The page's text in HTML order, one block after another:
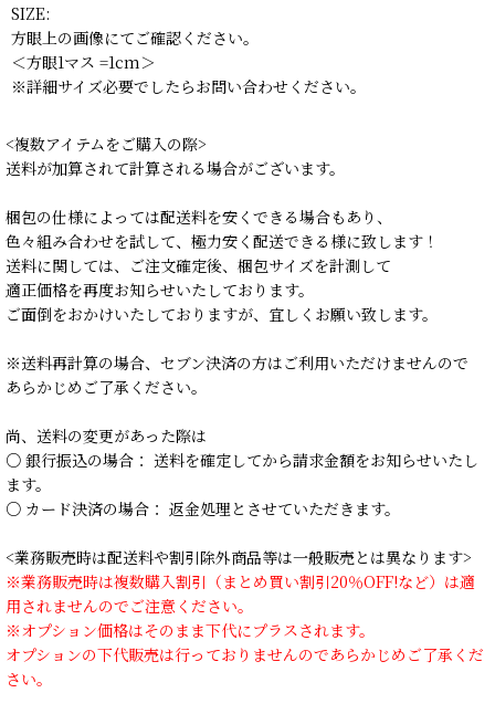
SIZE:
方眼上の画像にてご確認ください。
＜方眼1マス =1cm＞
※詳細サイズ必要でしたらお問い合わせください。
<複数アイテムをご購入の際>
送料が加算されて計算される場合がございます。
梱包の仕様によっては配送料を安くできる場合もあり、
色々組み合わせを試して、極力安く配送できる様に致します！
送料に関しては、ご注文確定後、梱包サイズを計測して
適正価格を再度お知らせいたしております。
ご面倒をおかけいたしておりますが、宜しくお願い致します。
※送料再計算の場合、セブン決済の方はご利用いただけませんので
あらかじめご了承ください。
尚、送料の変更があった際は
○ 銀行振込の場合： 送料を確定してから請求金額をお知らせいたし
ます。
○ カード決済の場合： 返金処理とさせていただきます。
<業務販売時は配送料や割引除外商品等は一般販売とは異なります>
※業務販売時は複数購入割引（まとめ買い割引20％OFF!など）は適
用されませんのでご注意ください。
※オプション価格はそのまま下代にプラスされます。
オプションの下代販売は行っておりませんのであらかじめご了承くだ
さい。